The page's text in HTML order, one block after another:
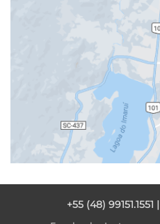
+55 (48) 99151.1551 |